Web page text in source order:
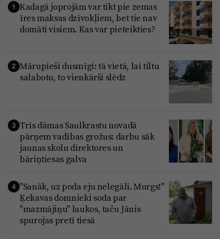
1 Kadagā joprojām var tikt pie zemas
īres maksas dzīvokļiem, bet tie nav
domāti visiem. Kas var pieteikties?
2 Mārupieši dusmīgi: tā vietā, lai tiltu
salabotu, to vienkārši slēdz
3 Trīs dāmas Saulkrastu novadā
pārņem vadības grožus: darbu sāk
jaunas skolu direktores un
bāriņtiesas galva
4 "Sanāk, uz poda eju nelegāli. Murgs!"
Ķekavas domnieki soda par
"mazmājiņu" laukos, taču Jānis
spurojas pretī tiesā